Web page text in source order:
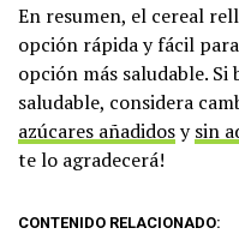
En resumen, el cereal
opción rápida y fácil
opción más saludable. Si
saludable, considera
azúcares añadidosysin
te lo agradecerá!
CONTENIDO RELACIONADO: